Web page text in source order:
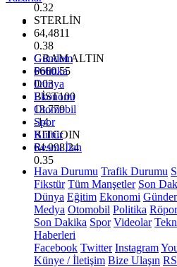
0.32
STERLİN
64,4811
0.38
GRAM ALTIN
6660.55
0.03
BİST100
13.779
-14
BITCOIN
64.998,24
0.35
Gündem
Politika
Dünya
Ekonomi
Otomobil
Spor
Kültür
Resmi İlan
Hava Durumu Trafik Durumu
Fikstür Tüm Manşetler Son
Dünya Eğitim Ekonomi
Medya Otomobil Politika
Son Dakika Spor Videolar
Haberleri
Facebook Twitter Instagram
Künye / İletişim Bize Ulaşın